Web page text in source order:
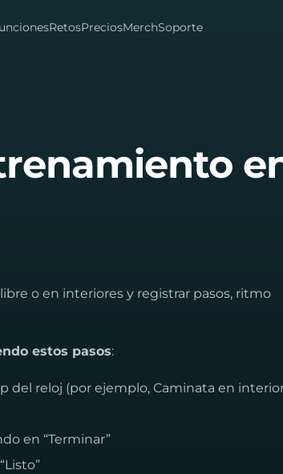
RetosPreciosMerchSoporte
o en interiores y registrar pasos, ritmo
estos pasos:
del reloj (por ejemplo, Caminata en
en “Terminar”